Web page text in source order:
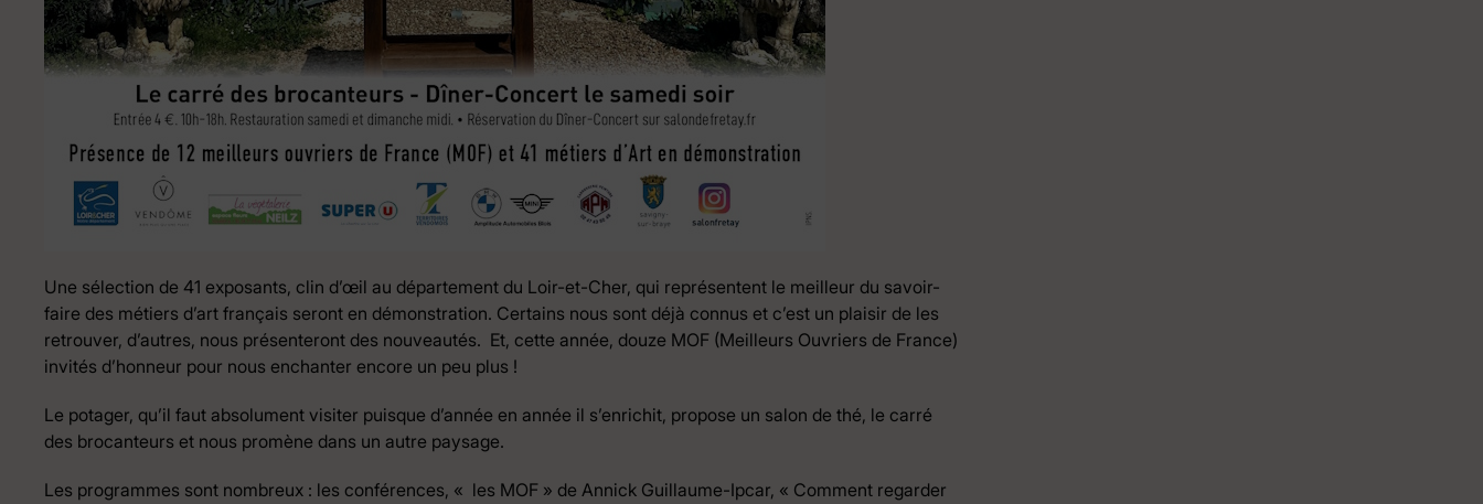
Une sélection de 41 exposants, clin d’œil au département du Loir-et-Cher, qui représentent le meilleur du savoir-
faire des métiers d’art français seront en démonstration. Certains nous sont déjà connus et c’est un plaisir de les
retrouver, d’autres, nous présenteront des nouveautés. Et, cette année, douze MOF (Meilleurs Ouvriers de France)
invités d’honneur pour nous enchanter encore un peu plus !
Le potager, qu’il faut absolument visiter puisque d’année en année il s’enrichit, propose un salon de thé, le carré
des brocanteurs et nous promène dans un autre paysage.
Les programmes sont nombreux : les conférences, « les MOF » de Annick Guillaume-Ipcar, « Comment regarder